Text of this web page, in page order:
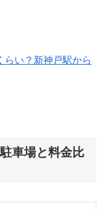
らい？新神戸駅から
車場と料金比